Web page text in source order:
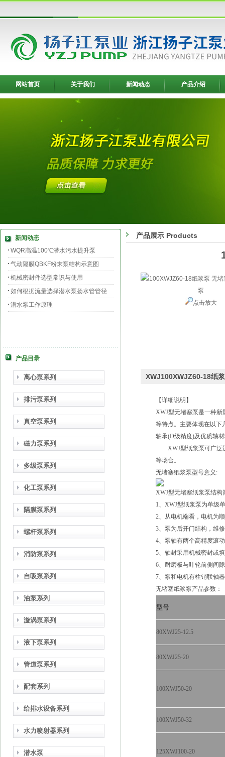
网站首页 关于我们 新闻动态 产品介绍
新闻动态
WQR高温100℃潜水污水提升泵
气动隔膜QBKF粉末泵结构示意图
机械密封件选型常识与使用
如何根据流量选择潜水泵扬水管管径
潜水泵工作原理
产品目录
离心泵系列
排污泵系列
真空泵系列
磁力泵系列
多级泵系列
化工泵系列
隔膜泵系列
螺杆泵系列
消防泵系列
自吸泵系列
油泵系列
漩涡泵系列
液下泵系列
管道泵系列
配套系列
给排水设备系列
水力喷射器系列
潜水泵
产品展示 Products
点击放大
XWJ100XWJZ60-18纸
【详细说明】
XWJ型无堵塞泵是一种新
等特点。主要体现在以下
轴承(D级精度)及优质轴
XWJ型纸浆泵可广泛
等场合。
无堵塞纸浆泵型号意义:
XWJ型无堵塞纸浆泵结构
1、XWJ型纸浆泵为单级
2、从电机端看，电机为
3、泵为后开门结构，维
4、泵轴有两个高精度滚
5、轴封采用机械密封或
6、耐磨板与叶轮前侧间
7、泵和电机有柱销联轴
无堵塞纸浆泵产品参数：
型号
80XWJ25-12.5
80XWJ25-20
100XWJ50-20
100XWJ50-32
125XWJ100-20